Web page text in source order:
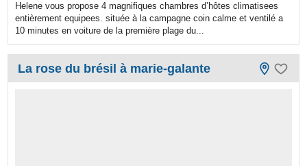
Helene vous propose 4 magnifiques chambres d’hôtes climatisees
entièrement equipees. située à la campagne coin calme et ventilé a
10 minutes en voiture de la première plage du...
La rose du brésil à marie-galante